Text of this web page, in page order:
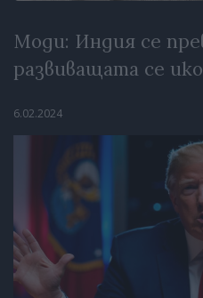
Моди: Индия се
развиващата се
6.02.2024